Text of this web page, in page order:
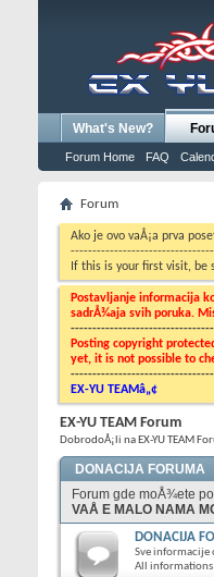
What's New?
Forum Home FAQ
Forum
Ako je ovo vaÅ¡a prva
If this is your first visit, be
Postavljanje informacija
sadrÅ¾aja svih poruka.
Posting copyright
yet, it is not possible to
EX-YU TEAMâ„¢
EX-YU TEAM Forum
DobrodoÅ¡li na EX-YU TEAM
DONACIJA FORUMA
Forum gde moÅ¾ete
VAÅ E MALO NAMA
DONACIJA
Sve informacije
All